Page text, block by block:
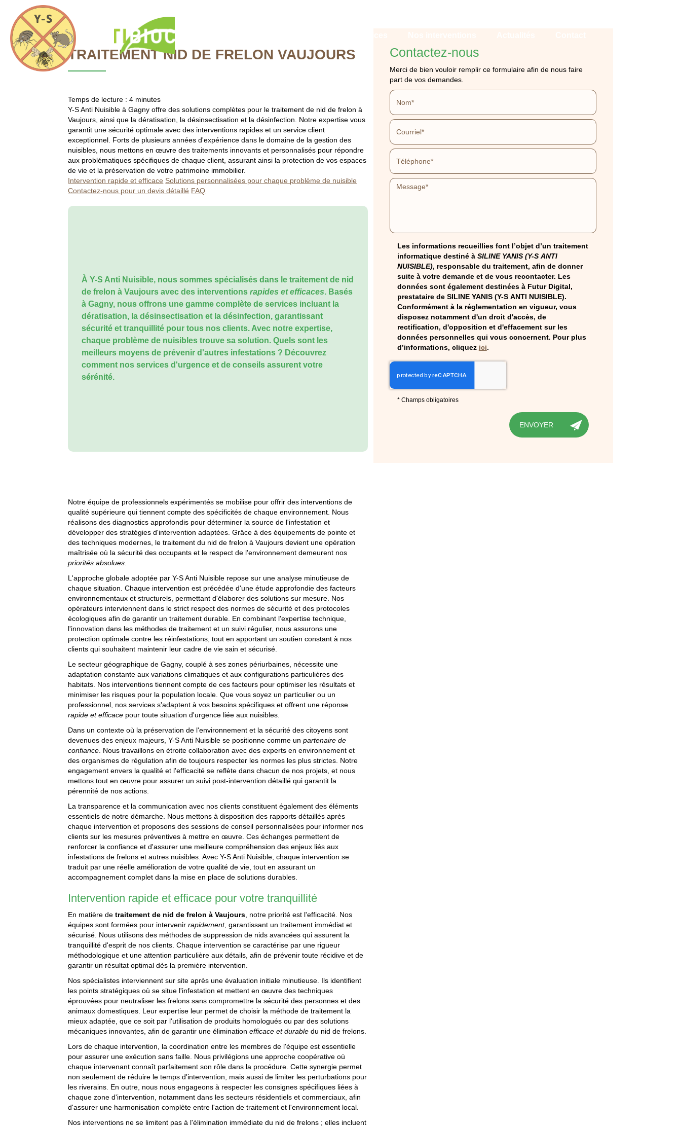
Anti
Nuisible
TRAITEMENT NID DE FRELON VAUJOURS
DEVIS GRATUIT
TRAITEMENT NID DE FRELON VAUJOURS
Temps de lecture : 4 minutes
Y-S Anti Nuisible à Gagny offre des solutions complètes pour le traitement de nid de frelon à
Vaujours, ainsi que la dératisation, la désinsectisation et la désinfection. Notre expertise vous
garantit une sécurité optimale avec des interventions rapides et un service client
exceptionnel. Forts de plusieurs années d'expérience dans le domaine de la gestion des
nuisibles, nous mettons en œuvre des traitements innovants et personnalisés pour répondre
aux problématiques spécifiques de chaque client, assurant ainsi la protection de vos espaces
de vie et la préservation de votre patrimoine immobilier.
Intervention rapide et efficace Solutions personnalisées pour chaque problème de nuisible
Contactez-nous pour un devis détaillé FAQ
À Y-S Anti Nuisible, nous sommes spécialisés dans letraitement de nid
de frelon à Vaujours avec des interventionsrapides et efficaces. Basés
à Gagny, nous offrons une gamme complète de services incluant la
dératisation, la désinsectisation et la désinfection, garantissant
sécurité et tranquillité pour tous nos clients. Avec notre expertise,
chaque problème de nuisibles trouve sa solution. Quels sont les
meilleurs moyens de prévenir d'autres infestations ? Découvrez
comment nos services d'urgence et de conseils assurent votre
sérénité.
Notre équipe de professionnels expérimentés se mobilise pour offrir des interventions de
qualité supérieure qui tiennent compte des spécificités de chaque environnement. Nous
réalisons des diagnostics approfondis pour déterminer la source de l'infestation et
développer des stratégies d'intervention adaptées. Grâce à des équipements de pointe et
des techniques modernes, le traitement du nid de frelon à Vaujours devient une opération
maîtrisée où la sécurité des occupants et le respect de l'environnement demeurent nos
priorités absolues.
L'approche globale adoptée par Y-S Anti Nuisible repose sur une analyse minutieuse de
chaque situation. Chaque intervention est précédée d'une étude approfondie des facteurs
environnementaux et structurels, permettant d'élaborer des solutions sur mesure. Nos
opérateurs interviennent dans le strict respect des normes de sécurité et des protocoles
écologiques afin de garantir un traitement durable. En combinant l'expertise technique,
l'innovation dans les méthodes de traitement et un suivi régulier, nous assurons une
protection optimale contre les réinfestations, tout en apportant un soutien constant à nos
clients qui souhaitent maintenir leur cadre de vie sain et sécurisé.
Le secteur géographique de Gagny, couplé à ses zones périurbaines, nécessite une
adaptation constante aux variations climatiques et aux configurations particulières des
habitats. Nos interventions tiennent compte de ces facteurs pour optimiser les résultats et
minimiser les risques pour la population locale. Que vous soyez un particulier ou un
professionnel, nos services s'adaptent à vos besoins spécifiques et offrent une réponse
rapide et efficace pour toute situation d'urgence liée aux nuisibles.
Dans un contexte où la préservation de l'environnement et la sécurité des citoyens sont
devenues des enjeux majeurs, Y-S Anti Nuisible se positionne comme unpartenaire de
confiance. Nous travaillons en étroite collaboration avec des experts en environnement et
des organismes de régulation afin de toujours respecter les normes les plus strictes. Notre
engagement envers la qualité et l'efficacité se reflète dans chacun de nos projets, et nous
mettons tout en œuvre pour assurer un suivi post-intervention détaillé qui garantit la
pérennité de nos actions.
La transparence et la communication avec nos clients constituent également des éléments
essentiels de notre démarche. Nous mettons à disposition des rapports détaillés après
chaque intervention et proposons des sessions de conseil personnalisées pour informer nos
clients sur les mesures préventives à mettre en œuvre. Ces échanges permettent de
renforcer la confiance et d'assurer une meilleure compréhension des enjeux liés aux
infestations de frelons et autres nuisibles. Avec Y-S Anti Nuisible, chaque intervention se
traduit par une réelle amélioration de votre qualité de vie, tout en assurant un
accompagnement complet dans la mise en place de solutions durables.
Intervention rapide et efficace pour votre tranquillité
En matière detraitement de nid de frelon à Vaujours, notre priorité est l'efficacité. Nos
équipes sont formées pour intervenirrapidement, garantissant un traitement immédiat et
sécurisé. Nous utilisons des méthodes de suppression de nids avancées qui assurent la
tranquillité d'esprit de nos clients. Chaque intervention se caractérise par une rigueur
méthodologique et une attention particulière aux détails, afin de prévenir toute récidive et de
garantir un résultat optimal dès la première intervention.
Nos spécialistes interviennent sur site après une évaluation initiale minutieuse. Ils identifient
les points stratégiques où se situe l'infestation et mettent en œuvre des techniques
éprouvées pour neutraliser les frelons sans compromettre la sécurité des personnes et des
animaux domestiques. Leur expertise leur permet de choisir la méthode de traitement la
mieux adaptée, que ce soit par l'utilisation de produits homologués ou par des solutions
mécaniques innovantes, afin de garantir une éliminationefficace et durable du nid de frelons.
Lors de chaque intervention, la coordination entre les membres de l'équipe est essentielle
pour assurer une exécution sans faille. Nous privilégions une approche coopérative où
chaque intervenant connaît parfaitement son rôle dans la procédure. Cette synergie permet
non seulement de réduire le temps d'intervention, mais aussi de limiter les perturbations pour
les riverains. En outre, nous nous engageons à respecter les consignes spécifiques liées à
chaque zone d'intervention, notamment dans les secteurs résidentiels et commerciaux, afin
d'assurer une harmonisation complète entre l'action de traitement et l'environnement local.
Nos interventions ne se limitent pas à l'élimination immédiate du nid de frelons ; elles incluent
Contactez-nous
Merci de bien vouloir remplir ce formulaire afin de nous faire
part de vos demandes.
Les informations recueillies font l’objet d’un traitement
informatique destiné àSILINE YANIS (Y-S ANTI
NUISIBLE), responsable du traitement, afin de donner
suite à votre demande et de vous recontacter. Les
données sont également destinées à Futur Digital,
prestataire de SILINE YANIS (Y-S ANTI NUISIBLE).
Conformément à la réglementation en vigueur, vous
disposez notamment d'un droit d'accès, de
rectification, d'opposition et d'effacement sur les
données personnelles qui vous concernent. Pour plus
d’informations, cliquez ici.
* Champs obligatoires